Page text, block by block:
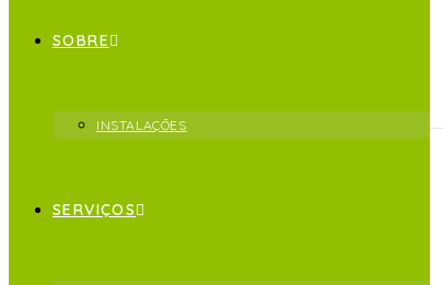
SOBRE
INSTALAÇÕES
SERVIÇOS